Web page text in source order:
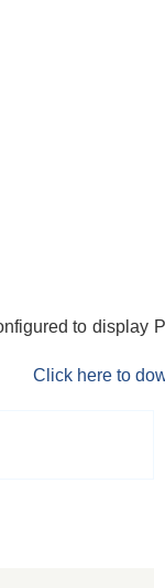
to display
Click here to